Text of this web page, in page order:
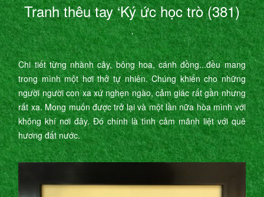
Tranh thêu tay ‘Ký ức học trò (381)
’
Chi tiết từng nhành cây, bông hoa, cánh đồng...đều mang
trong mình một hơi thở tự nhiên. Chúng khiến cho những
người người con xa xứ nghẹn ngào, cảm giác rất gần nhưng
rất xa. Mong muốn được trở lại và một lần nữa hòa mình với
không khí nơi đây. Đó chính là tình cảm mãnh liệt với quê
hương đất nước.